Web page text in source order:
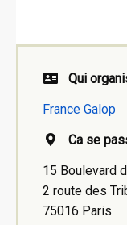
Qui
France Galop
Ca se
15 Boulevard
2 route des
75016 Paris